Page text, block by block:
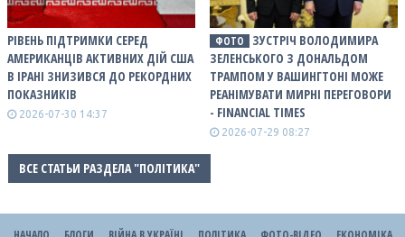
РІВЕНЬ ПІДТРИМКИ СЕРЕД
АМЕРИКАНЦІВ АКТИВНИХ ДІЙ США
В ІРАНІ ЗНИЗИВСЯ ДО РЕКОРДНИХ
ПОКАЗНИКІВ
2026-07-30 14:37
ФОТО
ЗУСТРІЧ ВОЛОДИМИРА
ЗЕЛЕНСЬКОГО З ДОНАЛЬДОМ
ТРАМПОМ У ВАШИНГТОНІ МОЖЕ
РЕАНІМУВАТИ МИРНІ ПЕРЕГОВОРИ
- FINANCIAL TIMES
2026-07-29 08:27
ВСЕ СТАТЬИ РАЗДЕЛА "ПОЛІТИКА"